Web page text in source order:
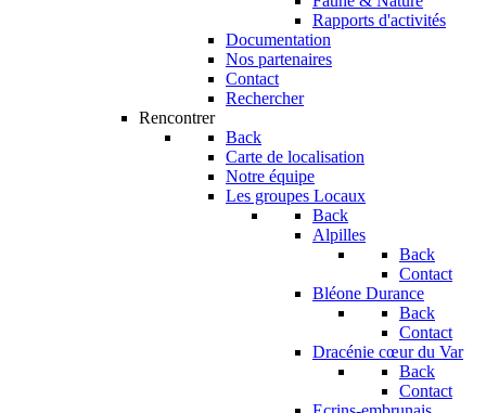
Rapports d'activités
Documentation
Nos partenaires
Contact
Rechercher
Rencontrer
Back
Carte de localisation
Notre équipe
Les groupes Locaux
Back
Alpilles
Back
Contact
Bléone Durance
Back
Contact
Dracénie cœur du Var
Back
Contact